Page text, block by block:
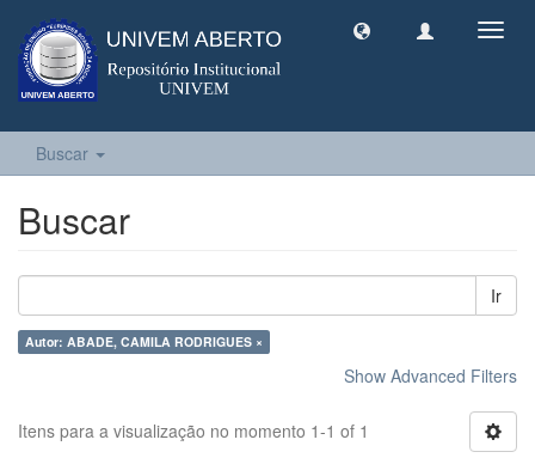
Buscar
Buscar
Ir
Autor: ABADE, CAMILA RODRIGUES ×
Show Advanced Filters
Itens para a visualização no momento 1-1 of 1